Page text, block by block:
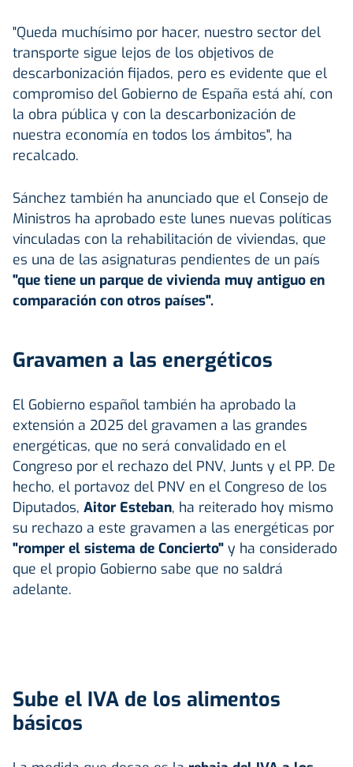
"Queda muchísimo por hacer, nuestro sector del
transporte sigue lejos de los objetivos de
descarbonización fijados, pero es evidente que el
compromiso del Gobierno de España está ahí, con
la obra pública y con la descarbonización de
nuestra economía en todos los ámbitos", ha
recalcado.
Sánchez también ha anunciado que el Consejo de
Ministros ha aprobado este lunes nuevas políticas
vinculadas con la rehabilitación de viviendas, que
es una de las asignaturas pendientes de un país
"que tiene un parque de vivienda muy antiguo en
comparación con otros países".
Gravamen a las energéticos
El Gobierno español también ha aprobado la
extensión a 2025 del gravamen a las grandes
energéticas, que no será convalidado en el
Congreso por el rechazo del PNV, Junts y el PP. De
hecho, el portavoz del PNV en el Congreso de los
Diputados, Aitor Esteban, ha reiterado hoy mismo
su rechazo a este gravamen a las energéticas por
"romper el sistema de Concierto" y ha considerado
que el propio Gobierno sabe que no saldrá
adelante.
Sube el IVA de los alimentos
básicos